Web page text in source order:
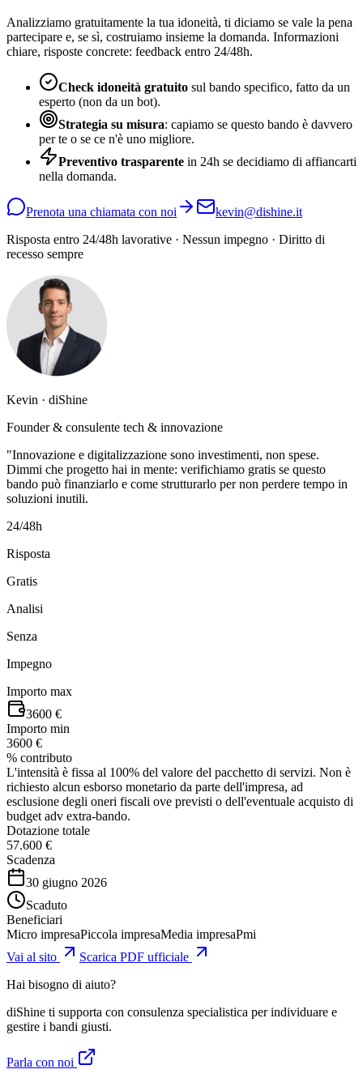
Analizziamo gratuitamente la tua idoneità, ti diciamo se vale la pena
partecipare e, se sì, costruiamo insieme la domanda. Informazioni
chiare, risposte concrete: feedback entro 24/48h.
Check idoneità gratuito sul bando specifico, fatto da un
esperto (non da un bot).
Strategia su misura: capiamo se questo bando è davvero
per te o se ce n'è uno migliore.
Preventivo trasparente in 24h se decidiamo di affiancarti
nella domanda.
Prenota una chiamata con noi
kevin@dishine.it
Risposta entro 24/48h lavorative · Nessun impegno · Diritto di
recesso sempre
Kevin · diShine
Founder & consulente tech & innovazione
"Innovazione e digitalizzazione sono investimenti, non spese.
Dimmi che progetto hai in mente: verifichiamo gratis se questo
bando può finanziarlo e come strutturarlo per non perdere tempo in
soluzioni inutili.
24/48h
Risposta
Gratis
Analisi
Senza
Impegno
Importo max
3600 €
Importo min
3600 €
% contributo
L'intensità è fissa al 100% del valore del pacchetto di servizi. Non è
richiesto alcun esborso monetario da parte dell'impresa, ad
esclusione degli oneri fiscali ove previsti o dell'eventuale acquisto di
budget adv extra-bando.
Dotazione totale
57.600 €
Scadenza
30 giugno 2026
Scaduto
Beneficiari
Micro impresaPiccola impresaMedia impresaPmi
Vai al sito
Scarica PDF ufficiale
Hai bisogno di aiuto?
diShine ti supporta con consulenza specialistica per individuare e
gestire i bandi giusti.
Parla con noi